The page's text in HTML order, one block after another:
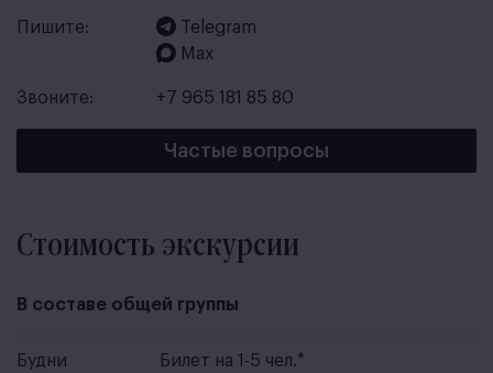
Пишите:
Telegram
Max
Звоните: +7 965 181 85 80
Частые вопросы
Стоимость экскурсии
В составе общей группы
Будни
Билет на 1-5 чел.*